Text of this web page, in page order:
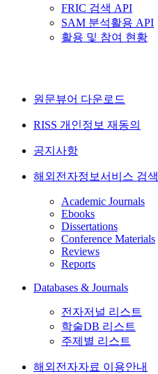
FRIC 검색 API
SAM 분석활용 API
활용 및 참여 현황
원문뷰어 다운로드
RISS 개인정보 재동의
공지사항
해외전자정보서비스 검색
Academic Journals
Ebooks
Dissertations
Conference Materials
Reviews
Reports
Databases & Journals
전자저널 리스트
학술DB 리스트
주제별 리스트
해외전자자료 이용안내